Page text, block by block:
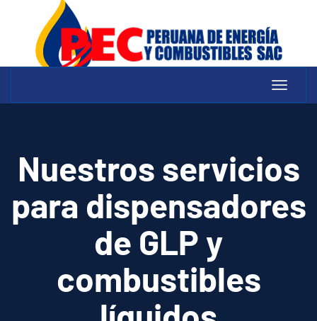
Toggle
Nuestros servicios
para dispensadores
de GLP y
combustibles